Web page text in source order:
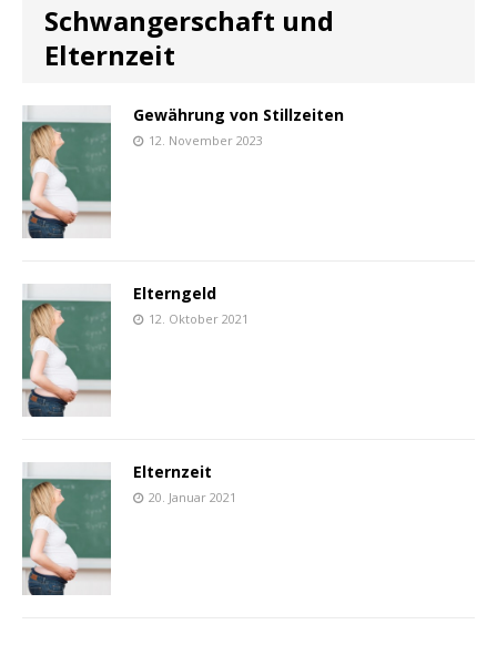
Schwangerschaft und
Elternzeit
Gewährung von Stillzeiten
12. November 2023
Elterngeld
12. Oktober 2021
Elternzeit
20. Januar 2021